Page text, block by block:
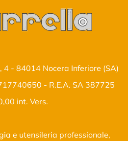
4 - 84014 Nocera Inferiore (SA)
- R.E.A. SA 387725
int. Vers.
e utensileria professionale,